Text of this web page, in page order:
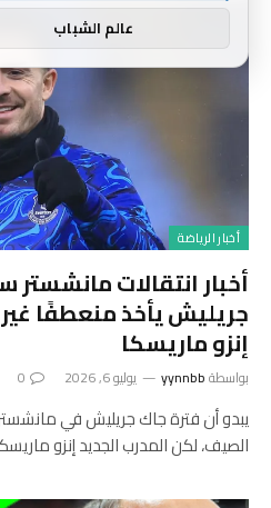
أخبار الرياضة
أخبار انتقالات
جريليش يأخذ منعطفًا
إنزو ماريسكا
بواسطةyynnbb يوليو 6, 2026 0
يبدو أن فترة جاك جريليش في
الصيف، لكن المدرب الجديد إنزو
عالم الشباب